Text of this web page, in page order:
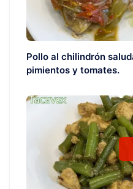
Pollo al chilindrón
pimientos y tomates.